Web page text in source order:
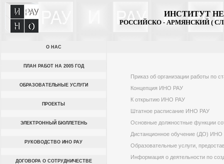
ИНСТИТУТ
РОССИЙСКО - АРМЯНСКИЙ (
О НАС
ПЛАН РАБОТ НА 2005 ГОД
ОБРАЗОВАТЕЛЬНЫЕ УСЛУГИ
ПРОЕКТЫ
ЭЛЕКТРОННЫЙ БЮЛЛЕТЕНЬ
РУКОВОДСТВО ИНО РАУ
ДОГОВОРА О СОТРУДНИЧЕСТВЕ
Приказ об организации работы по
Концепция ИНО РАУ
К открытию ИНО РАУ
Штатное расписание ИНО РАУ
Основные должностные функции
Дистанционное обучение (ДО) ИНО
Образовательные услуги,
Информация о деятельности по